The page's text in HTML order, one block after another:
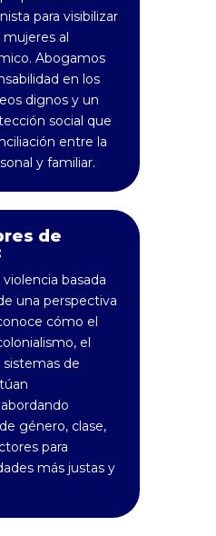
para visibilizar
al
Abogamos
en los
dignos y un
social que
entre la
y familiar.
de
basada
una perspectiva
cómo el
el
de
género, clase,
para
más justas y